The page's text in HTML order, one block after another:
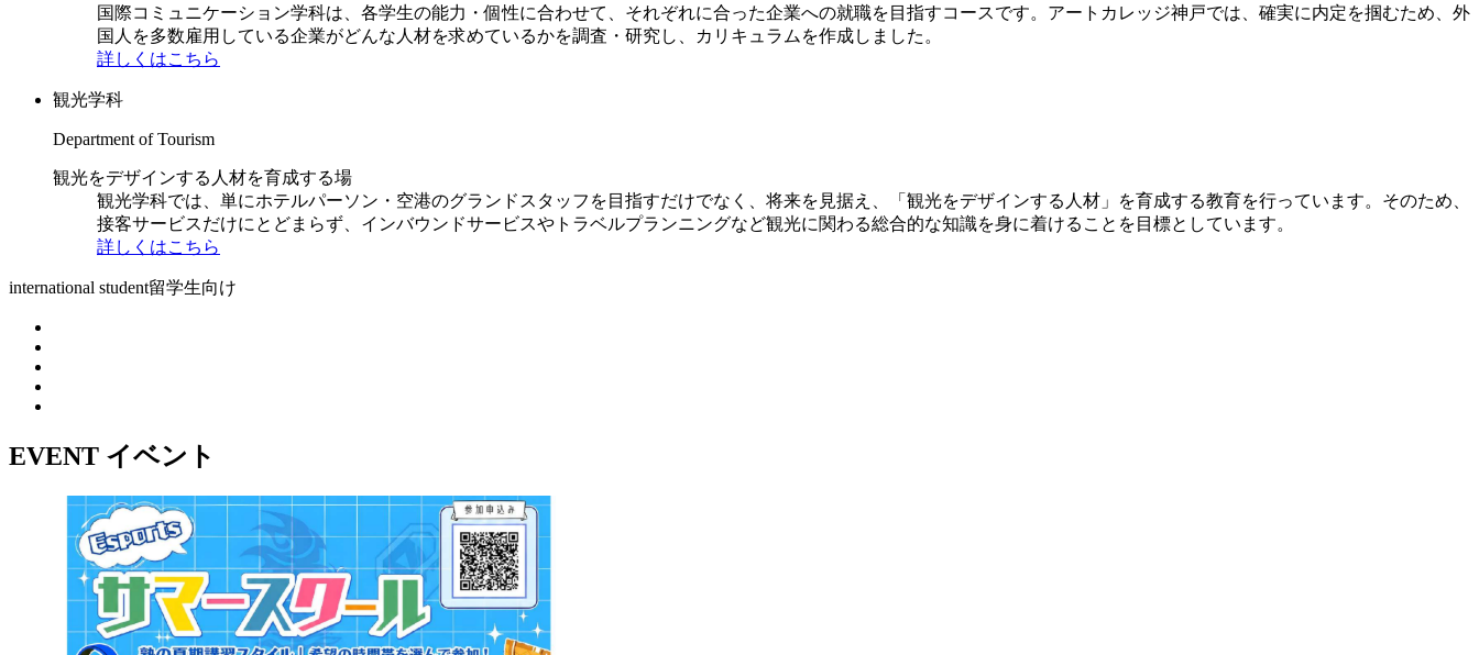
国際コミュニケーション学科は、各学生の能力・個性に合わせて、それぞれに合った企業への就職を目指すコースです。アートカレッジ神戸では、確実に内定を掴むため、外
国人を多数雇用している企業がどんな人材を求めているかを調査・研究し、カリキュラムを作成しました。
詳しくはこちら
観光学科
Department of Tourism
観光をデザインする人材を育成する場
観光学科では、単にホテルパーソン・空港のグランドスタッフを目指すだけでなく、将来を見据え、「観光をデザインする人材」を育成する教育を行っています。そのため、
接客サービスだけにとどまらず、インバウンドサービスやトラベルプランニングなど観光に関わる総合的な知識を身に着けることを目標としています。
詳しくはこちら
international student留学生向け
EVENT イベント